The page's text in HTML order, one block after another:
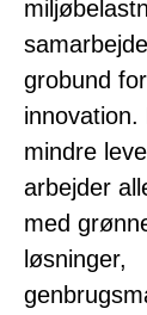
grobund for
innovation.
mindre
arbejder
med
løsninger,